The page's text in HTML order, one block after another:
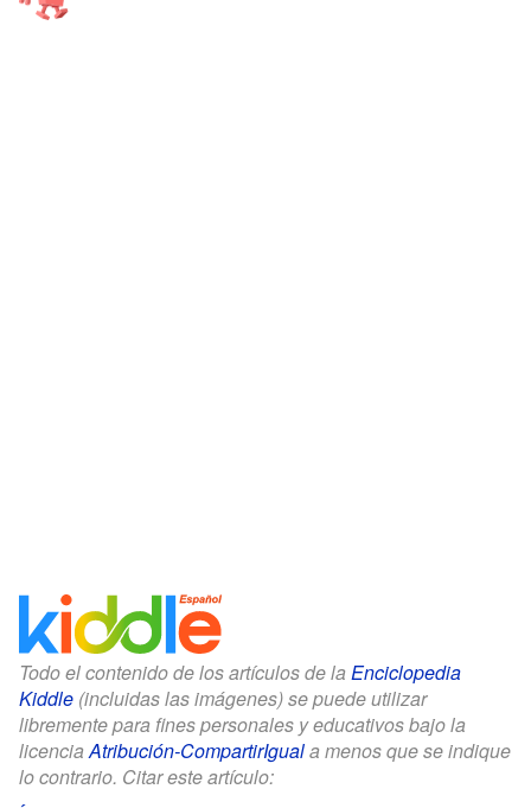
Todo el contenido de los artículos de la Enciclopedia
Kiddle (incluidas las imágenes) se puede utilizar
libremente para fines personales y educativos bajo la
licenciaAtribución-CompartirIguala menos que se indique
lo contrario. Citar este artículo: